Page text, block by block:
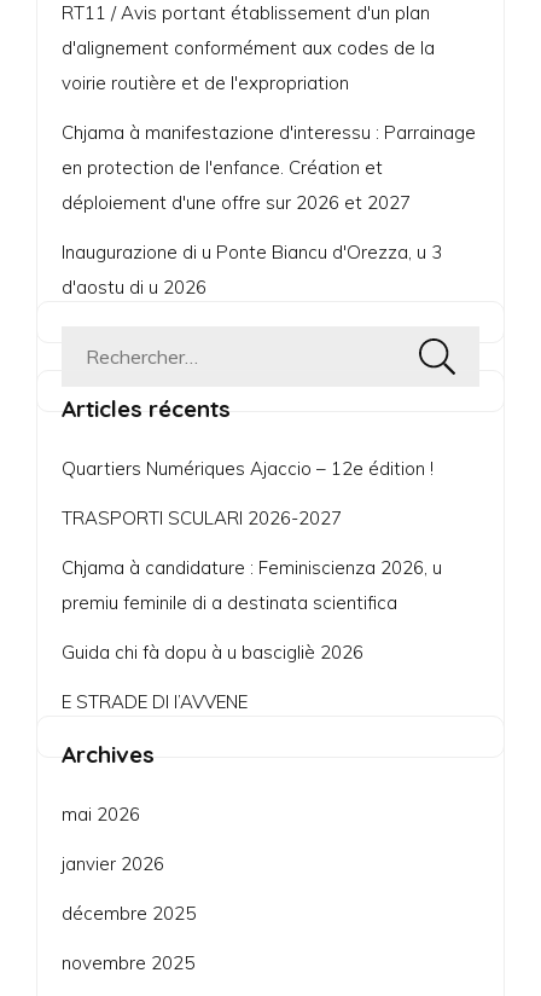
RT11 / Avis portant établissement d'un plan
d'alignement conformément aux codes de la
voirie routière et de l'expropriation
Chjama à manifestazione d'interessu : Parrainage
en protection de l'enfance. Création et
déploiement d'une offre sur 2026 et 2027
Inaugurazione di u Ponte Biancu d'Orezza, u 3
d'aostu di u 2026
Rechercher :
Articles récents
Quartiers Numériques Ajaccio – 12e édition !
TRASPORTI SCULARI 2026-2027
Chjama à candidature : Feminiscienza 2026, u
premiu feminile di a destinata scientifica
Guida chi fà dopu à u bascigliè 2026
E STRADE DI l’AVVENE
Archives
mai 2026
janvier 2026
décembre 2025
novembre 2025